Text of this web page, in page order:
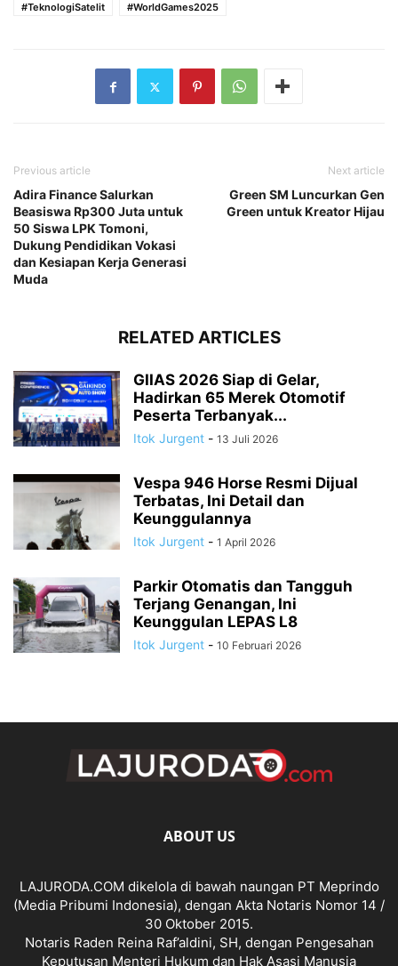
#TeknologiSatelit
#WorldGames2025
Previous article
Adira Finance Salurkan
Beasiswa Rp300 Juta untuk
50 Siswa LPK Tomoni,
Dukung Pendidikan Vokasi
dan Kesiapan Kerja Generasi
Muda
Next article
Green SM Luncurkan Gen
Green untuk Kreator Hijau
RELATED ARTICLES
GIIAS 2026 Siap di Gelar,
Hadirkan 65 Merek Otomotif
Peserta Terbanyak...
Itok Jurgent - 13 Juli 2026
Vespa 946 Horse Resmi Dijual
Terbatas, Ini Detail dan
Keunggulannya
Itok Jurgent - 1 April 2026
Parkir Otomatis dan Tangguh
Terjang Genangan, Ini
Keunggulan LEPAS L8
Itok Jurgent - 10 Februari 2026
ABOUT US
LAJURODA.COM dikelola di bawah naungan PT Meprindo
(Media Pribumi Indonesia), dengan Akta Notaris Nomor 14 /
30 Oktober 2015.
Notaris Raden Reina Raf’aldini, SH, dengan Pengesahan
Keputusan Menteri Hukum dan Hak Asasi Manusia